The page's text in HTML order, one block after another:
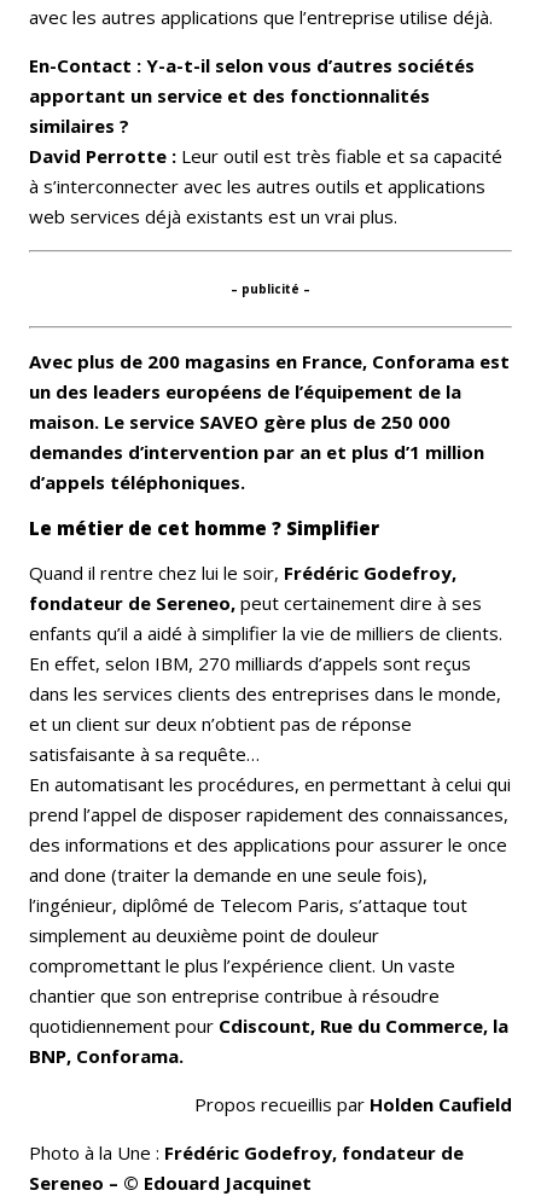
avec les autres applications que l’entreprise utilise déjà.
En-Contact : Y-a-t-il selon vous d’autres sociétés
apportant un service et des fonctionnalités
similaires ?
David Perrotte : Leur outil est très fiable et sa capacité
à s’interconnecter avec les autres outils et applications
web services déjà existants est un vrai plus.
– publicité –
Avec plus de 200 magasins en France, Conforama est
un des leaders européens de l’équipement de la
maison. Le service SAVEO gère plus de 250 000
demandes d’intervention par an et plus d’1 million
d’appels téléphoniques.
Le métier de cet homme ? Simplifier
Quand il rentre chez lui le soir, Frédéric Godefroy,
fondateur de Sereneo, peut certainement dire à ses
enfants qu’il a aidé à simplifier la vie de milliers de clients.
En effet, selon IBM, 270 milliards d’appels sont reçus
dans les services clients des entreprises dans le monde,
et un client sur deux n’obtient pas de réponse
satisfaisante à sa requête…
En automatisant les procédures, en permettant à celui qui
prend l’appel de disposer rapidement des connaissances,
des informations et des applications pour assurer le once
and done (traiter la demande en une seule fois),
l’ingénieur, diplômé de Telecom Paris, s’attaque tout
simplement au deuxième point de douleur
compromettant le plus l’expérience client. Un vaste
chantier que son entreprise contribue à résoudre
quotidiennement pour Cdiscount, Rue du Commerce, la
BNP, Conforama.
Propos recueillis par Holden Caufield
Photo à la Une : Frédéric Godefroy, fondateur de
Sereneo – © Edouard Jacquinet